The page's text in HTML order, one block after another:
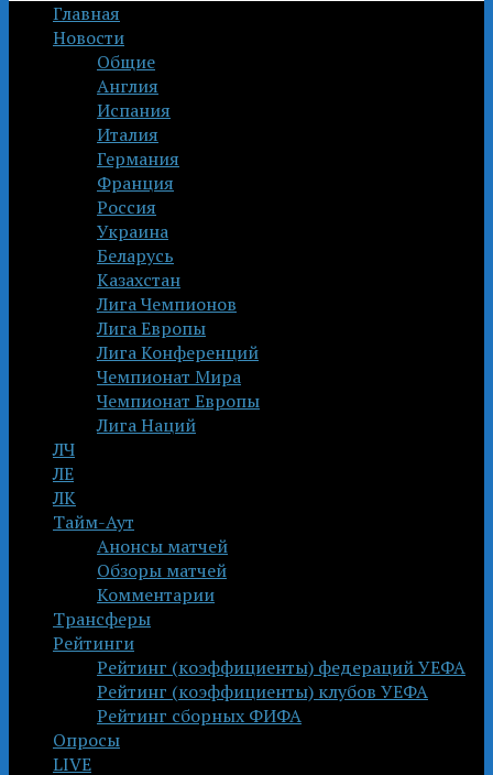
Главная
Новости
Общие
Англия
Испания
Италия
Германия
Франция
Россия
Украина
Беларусь
Казахстан
Лига Чемпионов
Лига Европы
Лига Конференций
Чемпионат Мира
Чемпионат Европы
Лига Наций
ЛЧ
ЛЕ
ЛК
Тайм-Аут
Анонсы матчей
Обзоры матчей
Комментарии
Трансферы
Рейтинги
Рейтинг (коэффициенты) федераций УЕФА
Рейтинг (коэффициенты) клубов УЕФА
Рейтинг сборных ФИФА
Опросы
LIVE